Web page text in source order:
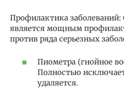
Профилактика заболеваний:
является мощным
против ряда серьезных
Пиометра (гнойное
Полностью
удаляется.